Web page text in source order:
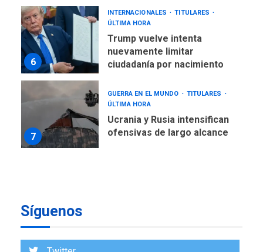
6
INTERNACIONALES
TITULARES
ÚLTIMA HORA
Trump vuelve intenta
nuevamente limitar
ciudadanía por nacimiento
7
GUERRA EN EL MUNDO
TITULARES
ÚLTIMA HORA
Ucrania y Rusia intensifican
ofensivas de largo alcance
1
Síguenos